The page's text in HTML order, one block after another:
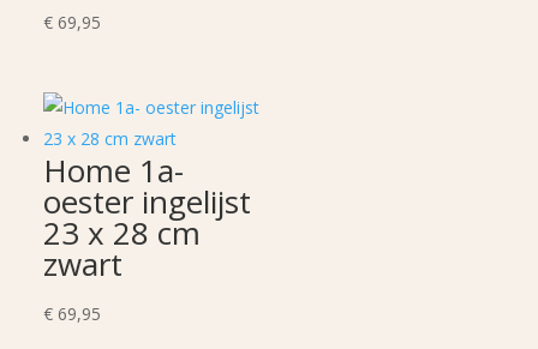
€ 69,95
Home 1a-
oester ingelijst
23 x 28 cm
zwart
€ 69,95